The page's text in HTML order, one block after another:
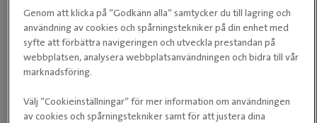
★★★★★
★★★★★
SiminSol blev proffsigt bedömd och mår redan bättre.
Trots litet och gammalt är atmosfären lugn och
varm och veterinär och sköterskor mycket trevliga.
Genom att klicka på ”Godkänn alla” samtycker du till lagring och
användning av cookies och spårningstekniker på din enhet med
syfte att förbättra navigeringen och utveckla prestandan på
webbplatsen, analysera webbplatsanvändningen och bidra till vår
marknadsföring.
Välj ”Cookieinställningar” för mer information om användningen
av cookies och spårningstekniker samt för att justera dina